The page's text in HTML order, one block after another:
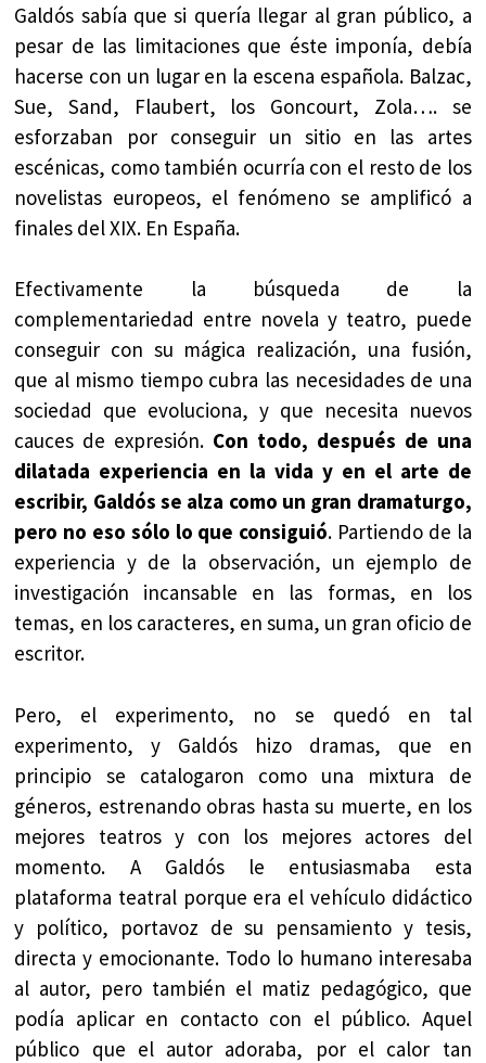
Galdós sabía que si quería llegar al gran público, a
pesar de las limitaciones que éste imponía, debía
hacerse con un lugar en la escena española. Balzac,
Sue, Sand, Flaubert, los Goncourt, Zola…. se
esforzaban por conseguir un sitio en las artes
escénicas, como también ocurría con el resto de los
novelistas europeos, el fenómeno se amplificó a
finales del XIX. En España.
Efectivamente la búsqueda de la
complementariedad entre novela y teatro, puede
conseguir con su mágica realización, una fusión,
que al mismo tiempo cubra las necesidades de una
sociedad que evoluciona, y que necesita nuevos
cauces de expresión. Con todo, después de una
dilatada experiencia en la vida y en el arte de
escribir, Galdós se alza como un gran dramaturgo,
pero no eso sólo lo que consiguió. Partiendo de la
experiencia y de la observación, un ejemplo de
investigación incansable en las formas, en los
temas, en los caracteres, en suma, un gran oficio de
escritor.
Pero, el experimento, no se quedó en tal
experimento, y Galdós hizo dramas, que en
principio se catalogaron como una mixtura de
géneros, estrenando obras hasta su muerte, en los
mejores teatros y con los mejores actores del
momento. A Galdós le entusiasmaba esta
plataforma teatral porque era el vehículo didáctico
y político, portavoz de su pensamiento y tesis,
directa y emocionante. Todo lo humano interesaba
al autor, pero también el matiz pedagógico, que
podía aplicar en contacto con el público. Aquel
público que el autor adoraba, por el calor tan